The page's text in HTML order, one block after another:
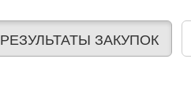
РЕЗУЛЬТАТЫ ЗАКУПОК